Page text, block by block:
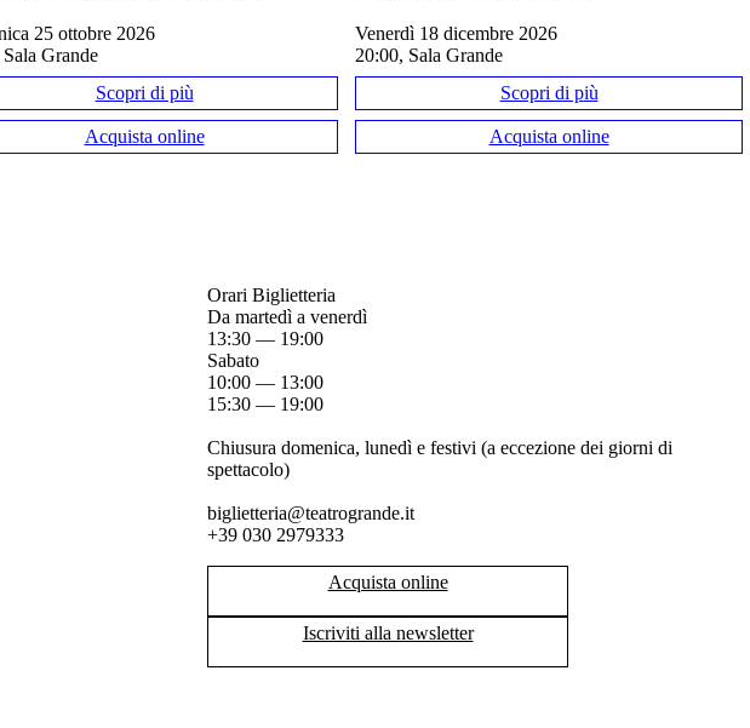
25 ottobre 2026
Grande
Scopri di più
Acquista online
venerdì 18 dicembre 2026
20:00, Sala Grande
Scopri di più
Acquista online
Orari Biglietteria
Da martedì a venerdì
13:30 — 19:00
Sabato
10:00 — 13:00
15:30 — 19:00
Chiusura domenica, lunedì e festivi (a eccezione dei giorni di
spettacolo)
biglietteria@teatrogrande.it
+39 030 2979333
Acquista online
Iscriviti alla newsletter